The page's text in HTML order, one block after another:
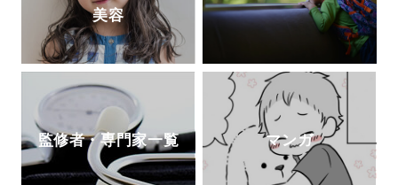
美容
監修者・専門家一覧 マンガ